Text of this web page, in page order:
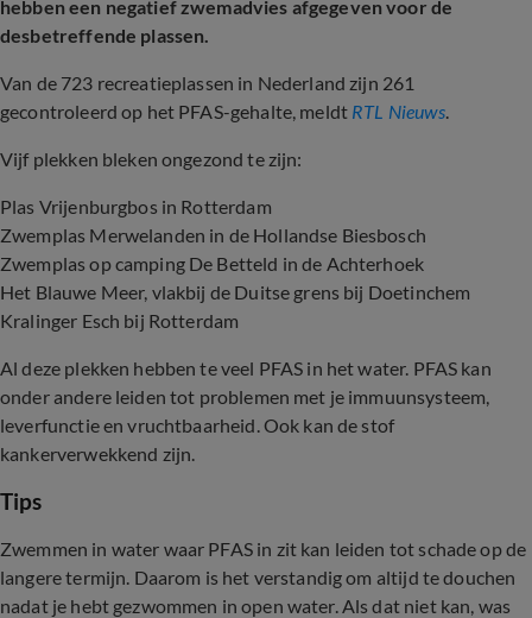
hebben een negatief zwemadvies afgegeven voor de
desbetreffende plassen.
Van de 723 recreatieplassen in Nederland zijn 261
gecontroleerd op het PFAS-gehalte, meldt RTL Nieuws.
Vijf plekken bleken ongezond te zijn:
Plas Vrijenburgbos in Rotterdam
Zwemplas Merwelanden in de Hollandse Biesbosch
Zwemplas op camping De Betteld in de Achterhoek
Het Blauwe Meer, vlakbij de Duitse grens bij Doetinchem
Kralinger Esch bij Rotterdam
Al deze plekken hebben te veel PFAS in het water. PFAS kan
onder andere leiden tot problemen met je immuunsysteem,
leverfunctie en vruchtbaarheid. Ook kan de stof
kankerverwekkend zijn.
Tips
Zwemmen in water waar PFAS in zit kan leiden tot schade op de
langere termijn. Daarom is het verstandig om altijd te douchen
nadat je hebt gezwommen in open water. Als dat niet kan, was